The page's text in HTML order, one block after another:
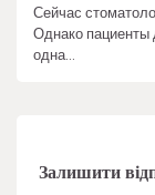
Сейчас
Однако пациенты
одна…
Залишити